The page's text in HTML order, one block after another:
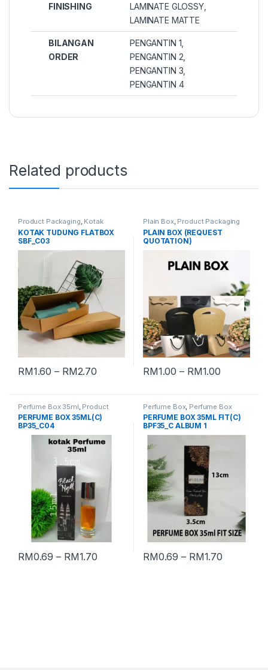
FINISHING
LAMINATE GLOSSY,
LAMINATE MATTE
BILANGAN
ORDER
PENGANTIN 1,
PENGANTIN 2,
PENGANTIN 3,
PENGANTIN 4
Related products
Product Packaging, Kotak
Tudung, Kotak Tudung Flatbox
KOTAK TUDUNG FLATBOX
SBF_C03
RM1.60 – RM2.70
Plain Box, Product Packaging
PLAIN BOX (REQUEST
QUOTATION)
RM1.00 – RM1.00
Perfume Box 35ml Product
Packaging
PERFUME BOX 35ML(C)
BP35_C04
RM0.69 – RM1.70
Perfume Box, Perfume Box
35ml, Product Packaging
PERFUME BOX 35ML FIT(C)
BPF35_C ALBUM 1
RM0.69 – RM1.70